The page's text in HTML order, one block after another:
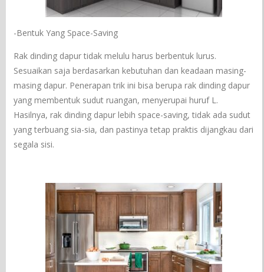
-Bentuk Yang Space-Saving
Rak dinding dapur tidak melulu harus berbentuk lurus.
Sesuaikan saja berdasarkan kebutuhan dan keadaan masing-
masing dapur. Penerapan trik ini bisa berupa rak dinding dapur
yang membentuk sudut ruangan, menyerupai huruf L.
Hasilnya, rak dinding dapur lebih space-saving, tidak ada sudut
yang terbuang sia-sia, dan pastinya tetap praktis dijangkau dari
segala sisi.